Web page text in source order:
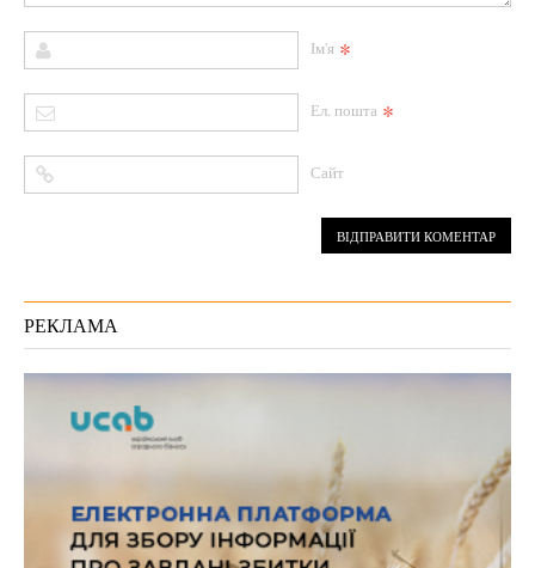
Ім'я *
Ел. пошта *
Сайт
РЕКЛАМА